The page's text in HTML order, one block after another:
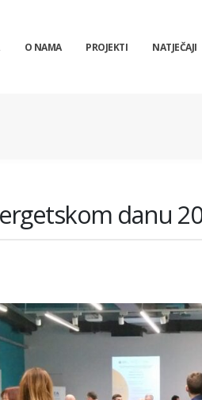
O NAMA PROJEKTI NATJEČAJI
danu